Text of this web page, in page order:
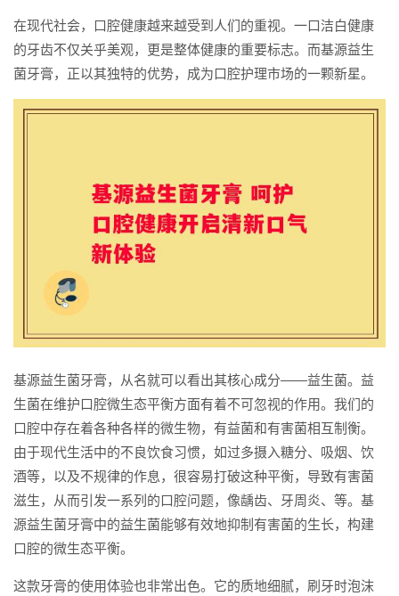
在现代社会，口腔健康越来越受到人们的重视。一口洁白健康
的牙齿不仅关乎美观，更是整体健康的重要标志。而基源益生
菌牙膏，正以其独特的优势，成为口腔护理市场的一颗新星。
基源益生菌牙膏，从名就可以看出其核心成分——益生菌。益
生菌在维护口腔微生态平衡方面有着不可忽视的作用。我们的
口腔中存在着各种各样的微生物，有益菌和有害菌相互制衡。
由于现代生活中的不良饮食习惯，如过多摄入糖分、吸烟、饮
酒等，以及不规律的作息，很容易打破这种平衡，导致有害菌
滋生，从而引发一系列的口腔问题，像龋齿、牙周炎、等。基
源益生菌牙膏中的益生菌能够有效地抑制有害菌的生长，构建
口腔的微生态平衡。
这款牙膏的使用体验也非常出色。它的质地细腻，刷牙时泡沫